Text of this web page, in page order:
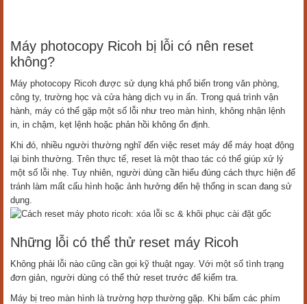
Máy photocopy Ricoh bị lỗi có nên reset
không?
Máy photocopy Ricoh được sử dụng khá phổ biến trong văn phòng,
công ty, trường học và cửa hàng dịch vụ in ấn. Trong quá trình vận
hành, máy có thể gặp một số lỗi như treo màn hình, không nhận lệnh
in, in chậm, kẹt lệnh hoặc phản hồi không ổn định.
Khi đó, nhiều người thường nghĩ đến việc reset máy để máy hoạt động
lại bình thường. Trên thực tế, reset là một thao tác có thể giúp xử lý
một số lỗi nhẹ. Tuy nhiên, người dùng cần hiểu đúng cách thực hiện để
tránh làm mất cấu hình hoặc ảnh hưởng đến hệ thống in scan đang sử
dụng.
Những lỗi có thể thử reset máy Ricoh
Không phải lỗi nào cũng cần gọi kỹ thuật ngay. Với một số tình trạng
đơn giản, người dùng có thể thử reset trước để kiểm tra.
Máy bị treo màn hình là trường hợp thường gặp. Khi bấm các phím